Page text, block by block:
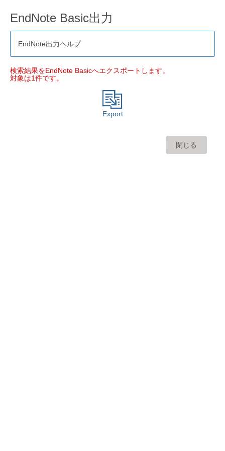
EndNote Basic出力
EndNote出力ヘルプ
検索結果をEndNote Basicへエクスポートします。
対象は1件です。
Export